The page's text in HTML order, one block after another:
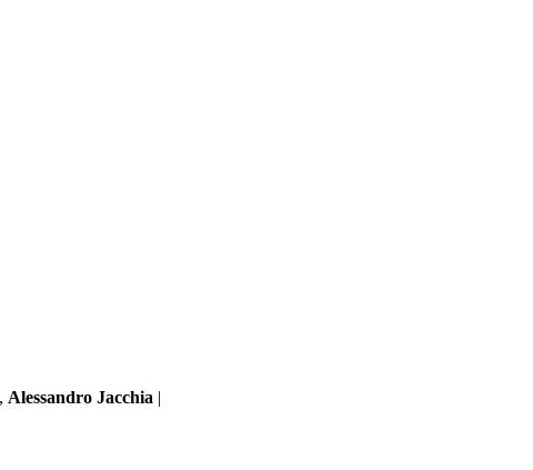
, Alessandro Jacchia |